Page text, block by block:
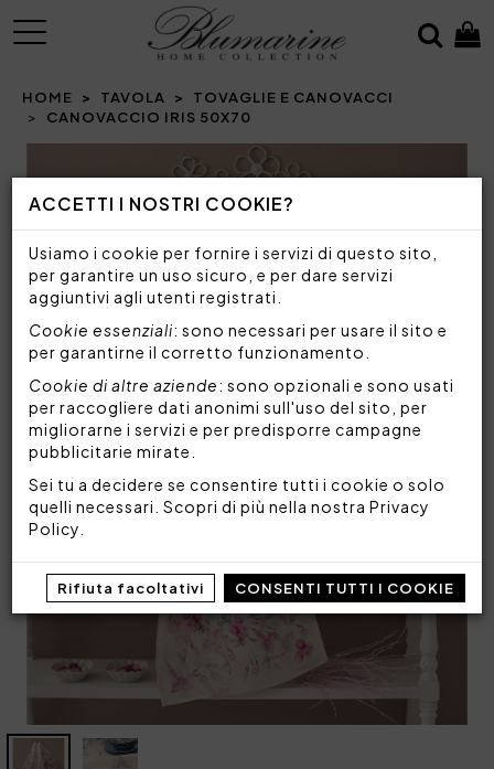
ACCETTI I NOSTRI COOKIE?
Usiamo i cookie per fornire i servizi di questo sito,
per garantire un uso sicuro, e per dare servizi
aggiuntivi agli utenti registrati.
Cookie essenziali: sono necessari per usare il sito e
per garantirne il corretto funzionamento.
Cookie di altre aziende: sono opzionali e sono usati
per raccogliere dati anonimi sull'uso del sito, per
migliorarne i servizi e per predisporre campagne
pubblicitarie mirate.
Sei tu a decidere se consentire tutti i cookie o solo
quelli necessari. Scopri di più nella nostra Privacy
Policy
Rifiuta facoltativi CONSENTI TUTTI I COOKIE
MENU
HOME TAVOLA
TOVAGLIE E CANOVACCI
CANOVACCIO IRIS 50X70
Prev